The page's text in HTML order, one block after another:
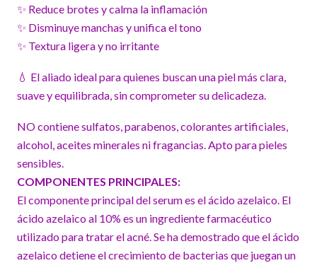
✨ Reduce brotes y calma la inflamación
✨ Disminuye manchas y unifica el tono
✨ Textura ligera y no irritante
💧 El aliado ideal para quienes buscan una piel más clara,
suave y equilibrada, sin comprometer su delicadeza.
NO contiene sulfatos, parabenos, colorantes artificiales,
alcohol, aceites minerales ni fragancias. Apto para pieles
sensibles.
COMPONENTES PRINCIPALES:
El componente principal del serum es el ácido azelaico. El
ácido azelaico al 10% es un ingrediente farmacéutico
utilizado para tratar el acné. Se ha demostrado que el ácido
azelaico detiene el crecimiento de bacterias que juegan un